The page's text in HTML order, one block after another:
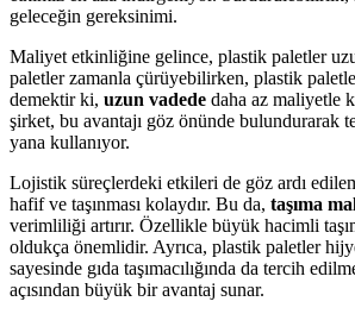
geleceğin gereksinimi.
Maliyet etkinliğine gelince, plastik paletler
paletler zamanla çürüyebilirken, plastik
demektir ki, uzun vadede daha az maliyetle
şirket, bu avantajı göz önünde bulundurarak
yana kullanıyor.
Lojistik süreçlerdeki etkileri de göz ardı
hafif ve taşınması kolaydır. Bu da, taşıma
verimliliği artırır. Özellikle büyük hacimli
oldukça önemlidir. Ayrıca, plastik paletler
sayesinde gıda taşımacılığında da tercih
açısından büyük bir avantaj sunar.